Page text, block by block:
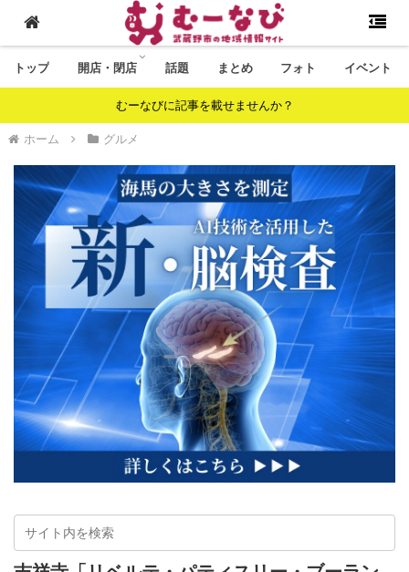
トップ 開店・閉店 話題 まとめ フォト イベント
むーなびに記事を載せませんか？
ホーム グルメ